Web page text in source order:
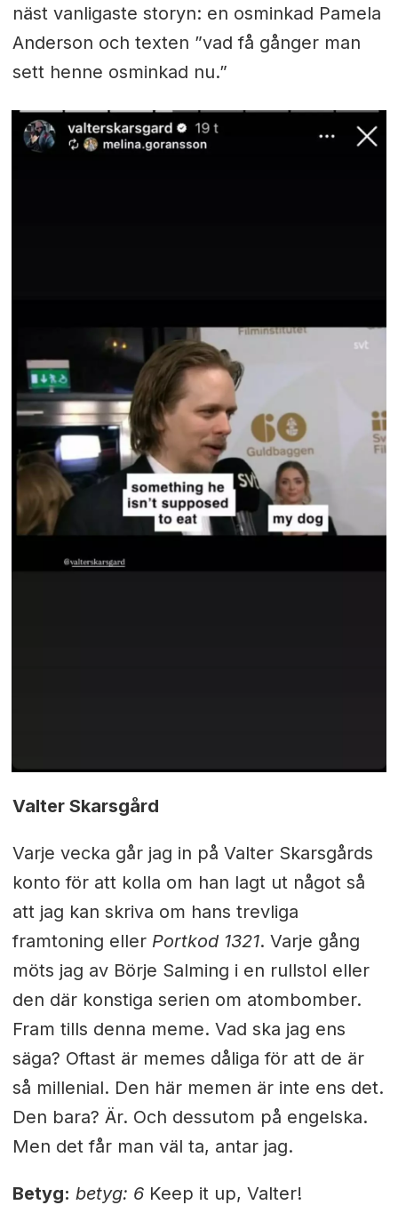
näst vanligaste storyn: en osminkad Pamela
Anderson och texten ”vad få gånger man
sett henne osminkad nu.”
Valter Skarsgård
Varje vecka går jag in på Valter Skarsgårds
konto för att kolla om han lagt ut något så
att jag kan skriva om hans trevliga
framtoning eller Portkod 1321. Varje gång
möts jag av Börje Salming i en rullstol eller
den där konstiga serien om atombomber.
Fram tills denna meme. Vad ska jag ens
säga? Oftast är memes dåliga för att de är
så millenial. Den här memen är inte ens det.
Den bara? Är. Och dessutom på engelska.
Men det får man väl ta, antar jag.
Betyg: betyg: 6Keep it up, Valter!